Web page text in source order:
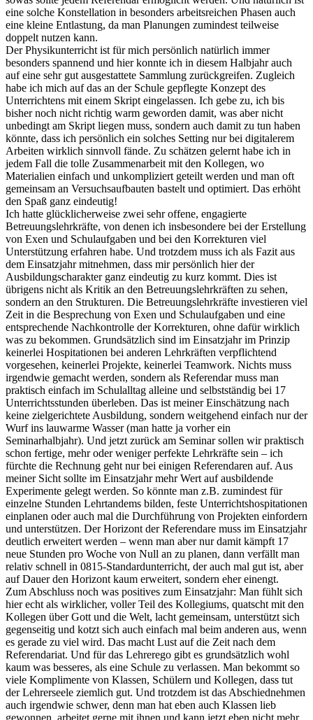
eine solche Konstellation in besonders arbeitsreichen Phasen auch
eine kleine Entlastung, da man Planungen zumindest teilweise
doppelt nutzen kann.
Der Physikunterricht ist für mich persönlich natürlich immer
besonders spannend und hier konnte ich in diesem Halbjahr auch
auf eine sehr gut ausgestattete Sammlung zurückgreifen. Zugleich
habe ich mich auf das an der Schule gepflegte Konzept des
Unterrichtens mit einem Skript eingelassen. Ich gebe zu, ich bis
bisher noch nicht richtig warm geworden damit, was aber nicht
unbedingt am Skript liegen muss, sondern auch damit zu tun haben
könnte, dass ich persönlich ein solches Setting nur bei digitalerem
Arbeiten wirklich sinnvoll fände. Zu schätzen gelernt habe ich in
jedem Fall die tolle Zusammenarbeit mit den Kollegen, wo
Materialien einfach und unkompliziert geteilt werden und man oft
gemeinsam an Versuchsaufbauten bastelt und optimiert. Das erhöht
den Spaß ganz eindeutig!
Ich hatte glücklicherweise zwei sehr offene, engagierte
Betreuungslehrkräfte, von denen ich insbesondere bei der Erstellung
von Exen und Schulaufgaben und bei den Korrekturen viel
Unterstützung erfahren habe. Und trotzdem muss ich als Fazit aus
dem Einsatzjahr mitnehmen, dass mir persönlich hier der
Ausbildungscharakter ganz eindeutig zu kurz kommt. Dies ist
übrigens nicht als Kritik an den Betreuungslehrkräften zu sehen,
sondern an den Strukturen. Die Betreuungslehrkräfte investieren viel
Zeit in die Besprechung von Exen und Schulaufgaben und eine
entsprechende Nachkontrolle der Korrekturen, ohne dafür wirklich
was zu bekommen. Grundsätzlich sind im Einsatzjahr im Prinzip
keinerlei Hospitationen bei anderen Lehrkräften verpflichtend
vorgesehen, keinerlei Projekte, keinerlei Teamwork. Nichts muss
irgendwie gemacht werden, sondern als Referendar muss man
praktisch einfach im Schulalltag alleine und selbstständig bei 17
Unterrichtsstunden überleben. Das ist meiner Einschätzung nach
keine zielgerichtete Ausbildung, sondern weitgehend einfach nur der
Wurf ins lauwarme Wasser (man hatte ja vorher ein
Seminarhalbjahr). Und jetzt zurück am Seminar sollen wir praktisch
schon fertige, mehr oder weniger perfekte Lehrkräfte sein – ich
fürchte die Rechnung geht nur bei einigen Referendaren auf. Aus
meiner Sicht sollte im Einsatzjahr mehr Wert auf ausbildende
Experimente gelegt werden. So könnte man z.B. zumindest für
einzelne Stunden Lehrtandems bilden, feste Unterrichtshospitationen
einplanen oder auch mal die Durchführung von Projekten einfordern
und unterstützen. Der Horizont der Referendare muss im Einsatzjahr
deutlich erweitert werden – wenn man aber nur damit kämpft 17
neue Stunden pro Woche von Null an zu planen, dann verfällt man
relativ schnell in 0815-Standardunterricht, der auch mal gut ist, aber
auf Dauer den Horizont kaum erweitert, sondern eher einengt.
Zum Abschluss noch was positives zum Einsatzjahr: Man fühlt sich
hier echt als wirklicher, voller Teil des Kollegiums, quatscht mit den
Kollegen über Gott und die Welt, lacht gemeinsam, unterstützt sich
gegenseitig und kotzt sich auch einfach mal beim anderen aus, wenn
es gerade zu viel wird. Das macht Lust auf die Zeit nach dem
Referendariat. Und für das Lehrerego gibt es grundsätzlich wohl
kaum was besseres, als eine Schule zu verlassen. Man bekommt so
viele Komplimente von Klassen, Schülern und Kollegen, dass tut
der Lehrerseele ziemlich gut. Und trotzdem ist das Abschiednehmen
auch irgendwie schwer, denn man hat eben auch Klassen lieb
gewonnen, arbeitet gerne mit ihnen und kann jetzt eben nicht mehr